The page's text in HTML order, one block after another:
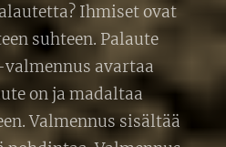
Ihmiset ovat
suhteen. Palaute
avartaa
on ja madaltaa
Valmennus sisältää